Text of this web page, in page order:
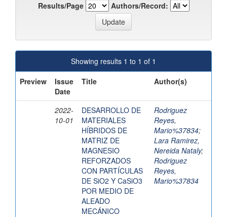
Results/Page
Authors/Record:
Showing results 1 to 1 of 1
Preview
Issue
Date
Title Author(s)
2022-
10-01
DESARROLLO DE
MATERIALES
HÍBRIDOS DE
MATRIZ DE
MAGNESIO
REFORZADOS
CON PARTÍCULAS
DE SiO2 Y CaSiO3
POR MEDIO DE
ALEADO
MECÁNICO
Rodriguez
Reyes,
Mario%37834;
Lara Ramirez,
Nereida Nataly;
Rodriguez
Reyes,
Mario%37834